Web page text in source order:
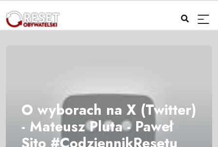
O wyborach na X (Twitter)
- Mateusz Pluta - Paweł